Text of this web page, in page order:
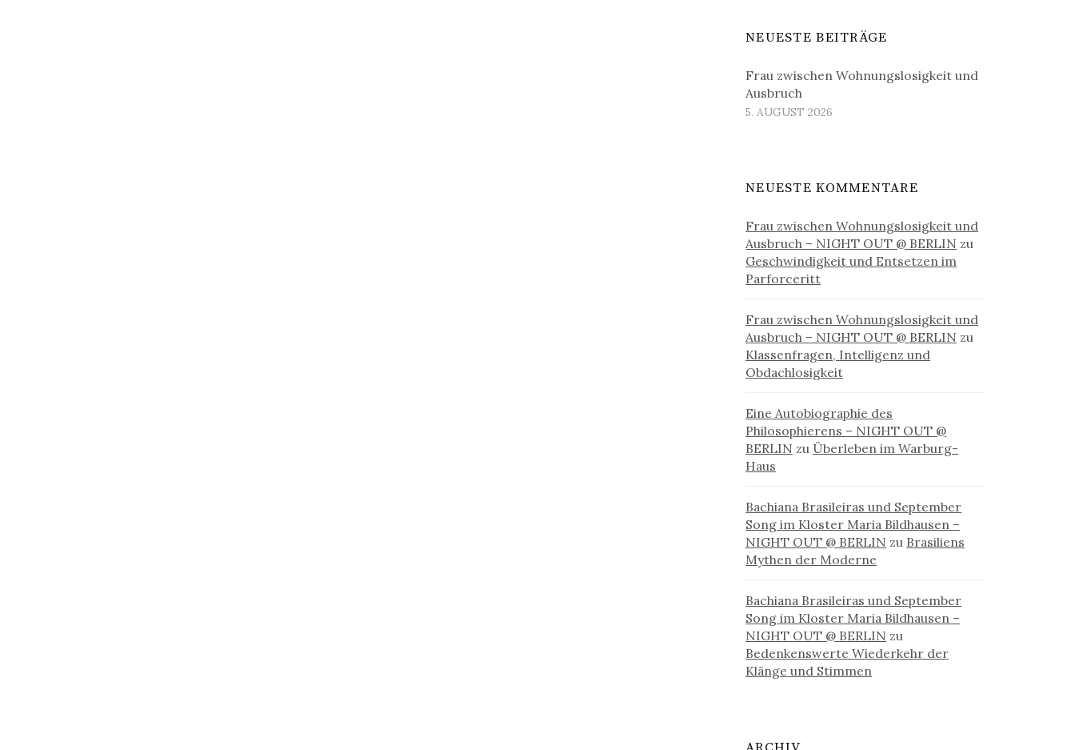
NEUESTE BEITRÄGE
Frau zwischen Wohnungslosigkeit und
Ausbruch
5. AUGUST 2026
NEUESTE KOMMENTARE
Frau zwischen Wohnungslosigkeit und
Ausbruch – NIGHT OUT @ BERLIN zu
Geschwindigkeit und Entsetzen im
Parforceritt
Frau zwischen Wohnungslosigkeit und
Ausbruch – NIGHT OUT @ BERLIN zu
Klassenfragen, Intelligenz und
Obdachlosigkeit
Eine Autobiographie des
Philosophierens – NIGHT OUT @
BERLIN zu Überleben im Warburg-
Haus
Bachiana Brasileiras und September
Song im Kloster Maria Bildhausen –
NIGHT OUT @ BERLIN zu Brasiliens
Mythen der Moderne
Bachiana Brasileiras und September
Song im Kloster Maria Bildhausen –
NIGHT OUT @ BERLIN zu
Bedenkenswerte Wiederkehr der
Klänge und Stimmen